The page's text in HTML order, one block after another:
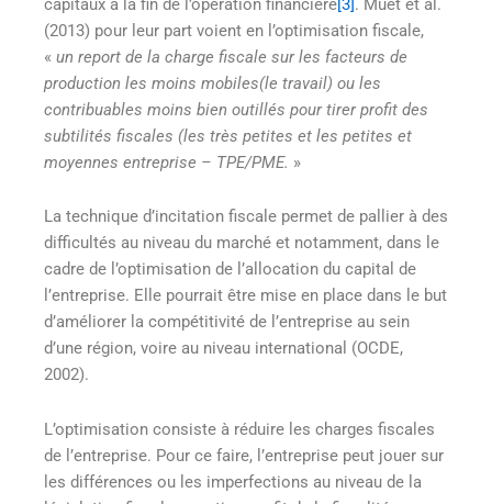
capitaux à la fin de l’opération financière[3]. Muet et al.
(2013) pour leur part voient en l’optimisation fiscale,
« un report de la charge fiscale sur les facteurs de
production les moins mobiles(le travail) ou les
contribuables moins bien outillés pour tirer profit des
subtilités fiscales (les très petites et les petites et
moyennes entreprise – TPE/PME. »
La technique d’incitation fiscale permet de pallier à des
difficultés au niveau du marché et notamment, dans le
cadre de l’optimisation de l’allocation du capital de
l’entreprise. Elle pourrait être mise en place dans le but
d’améliorer la compétitivité de l’entreprise au sein
d’une région, voire au niveau international (OCDE,
2002).
L’optimisation consiste à réduire les charges fiscales
de l’entreprise. Pour ce faire, l’entreprise peut jouer sur
les différences ou les imperfections au niveau de la